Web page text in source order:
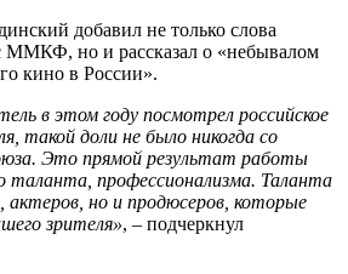
добавил не только слова
ММКФ, но и рассказал о «небывалом
кино в России».
в этом году посмотрел российское
такой доли не было никогда со
Это прямой результат работы
таланта, профессионализма. Таланта
актеров, но и продюсеров, которые
зрителя», – подчеркнул